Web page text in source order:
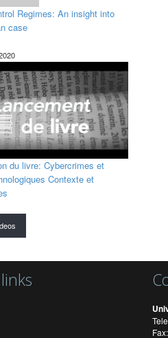
Regimes: An insight into
case
du livre: Cybercrimes et
Contexte et